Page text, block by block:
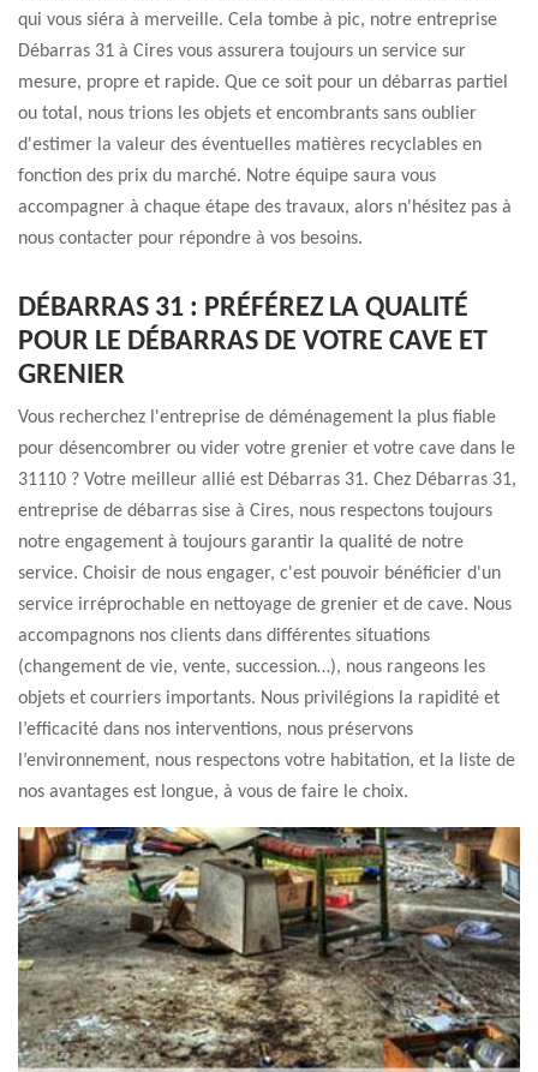
qui vous siéra à merveille. Cela tombe à pic, notre entreprise
Débarras 31 à Cires vous assurera toujours un service sur
mesure, propre et rapide. Que ce soit pour un débarras partiel
ou total, nous trions les objets et encombrants sans oublier
d'estimer la valeur des éventuelles matières recyclables en
fonction des prix du marché. Notre équipe saura vous
accompagner à chaque étape des travaux, alors n'hésitez pas à
nous contacter pour répondre à vos besoins.
DÉBARRAS 31 : PRÉFÉREZ LA QUALITÉ
POUR LE DÉBARRAS DE VOTRE CAVE ET
GRENIER
Vous recherchez l'entreprise de déménagement la plus fiable
pour désencombrer ou vider votre grenier et votre cave dans le
31110 ? Votre meilleur allié est Débarras 31. Chez Débarras 31,
entreprise de débarras sise à Cires, nous respectons toujours
notre engagement à toujours garantir la qualité de notre
service. Choisir de nous engager, c'est pouvoir bénéficier d'un
service irréprochable en nettoyage de grenier et de cave. Nous
accompagnons nos clients dans différentes situations
(changement de vie, vente, succession…), nous rangeons les
objets et courriers importants. Nous privilégions la rapidité et
l’efficacité dans nos interventions, nous préservons
l’environnement, nous respectons votre habitation, et la liste de
nos avantages est longue, à vous de faire le choix.